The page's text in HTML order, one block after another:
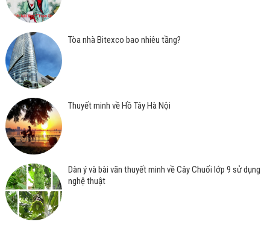
Tòa nhà Bitexco bao nhiêu tầng?
Thuyết minh về Hồ Tây Hà Nội
Dàn ý và bài văn thuyết minh về Cây Chuối lớp 9 sử dụng
nghệ thuật